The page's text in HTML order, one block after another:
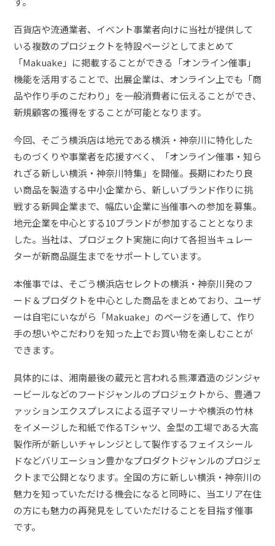
百貨店や流通業者、イベント事業者向けに当社が提供して
いる複数のプロジェクトを特設ページとしてまとめて
「Makuake」に掲載することができる「オンライン催事」
機能を活用することで、出展企業は、オンライン上でも「商
品や作り手のこだわり」を一般消費者に伝えることができ、
新規顧客の獲得をすることが可能となります。
今回、そごう横浜店は地元である横浜・神奈川に特化した
ものづくりや事業者を応援すべく、「オンライン催事・知ら
れざる新しい横浜・神奈川特集」を開催。長期にわたり良
い商品を製造する中小企業から、新しいブランド作りに挑
戦する新興企業まで、幅広い企業に当催事への参加を募集。
地元企業を中心とする10ブランドが参加することとなりま
した。当社は、プロジェクト実施に向けて各担当キュレー
ターが新商品誕生までをサポートしています。
本催事では、そごう横浜店セレクトの横浜・神奈川発のフ
ード＆プロダクトを中心とした商品をまとめており、ユーザ
ーは自宅にいながら「Makuake」のページを通して、作り
手の想いやこだわりを知った上でお買い物を楽しむことが
できます。
具体的には、湘南最後の蔵元と言われる熊澤酒造のジンジャ
ービールなどのフードジャンルのプロジェクトから、豊通フ
ァッションエクスプレスによる逗子マリーナや横浜の竹林
をイメージした和紙で作るTシャツ、金型の工場である大高
製作所が新しいチャレンジとして製作するフェイスシール
ドなどバリエーション豊かなプロダクトジャンルのプロジェ
クトまで公開となります。全国の方に新しい横浜・神奈川の
魅力を知っていただける機会になると同時に、当エリア在住
の方にも魅力の再発見をしていただけることを目指す催事
です。